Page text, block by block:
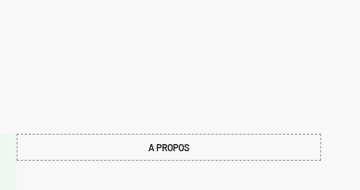
A PROPOS